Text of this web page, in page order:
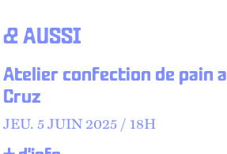
& AUSSI
Atelier confection de pain
Cruz
JEU.5 JUIN 2025 /18H